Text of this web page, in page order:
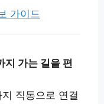
가이드
가는 길을 편
직통으로 연결